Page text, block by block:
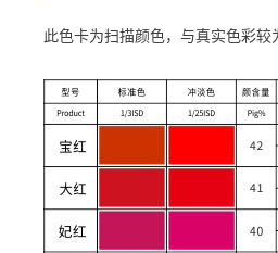
此色卡为扫描颜色，与真实色彩